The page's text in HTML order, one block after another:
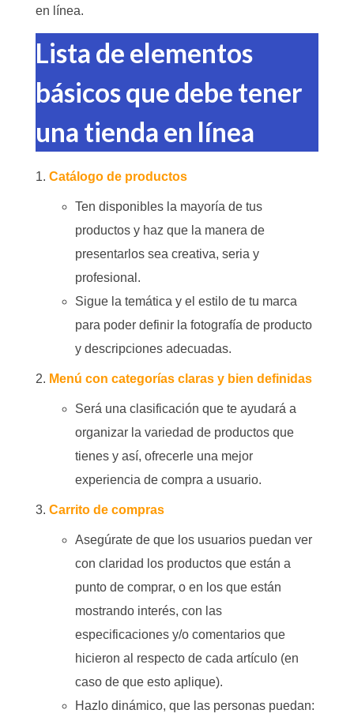
en línea.
Lista de elementos
básicos que debe tener
una tienda en línea
Catálogo de productos
Ten disponibles la mayoría de tus
productos y haz que la manera de
presentarlos sea creativa, seria y
profesional.
Sigue la temática y el estilo de tu marca
para poder definir la fotografía de producto
y descripciones adecuadas.
Menú con categorías claras y bien definidas
Será una clasificación que te ayudará a
organizar la variedad de productos que
tienes y así, ofrecerle una mejor
experiencia de compra a usuario.
Carrito de compras
Asegúrate de que los usuarios puedan ver
con claridad los productos que están a
punto de comprar, o en los que están
mostrando interés, con las
especificaciones y/o comentarios que
hicieron al respecto de cada artículo (en
caso de que esto aplique).
Hazlo dinámico, que las personas puedan: